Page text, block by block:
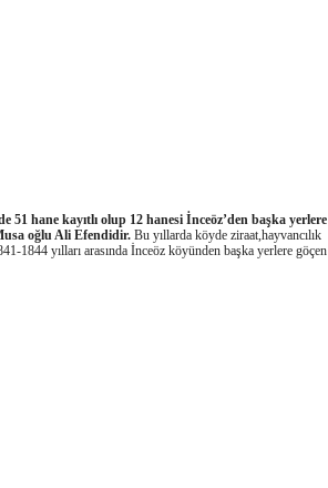
51 hane kayıtlı olup 12 hanesi İnceöz’den başka yerlere
oğlu Ali Efendidir. Bu yıllarda köyde ziraat,hayvancılık
1844 yılları arasında İnceöz köyünden başka yerlere göçen